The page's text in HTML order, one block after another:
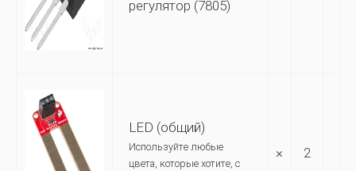
регулятор (7805)
LED (общий)
Используйте любые
цвета, которые хотите, с
× 2